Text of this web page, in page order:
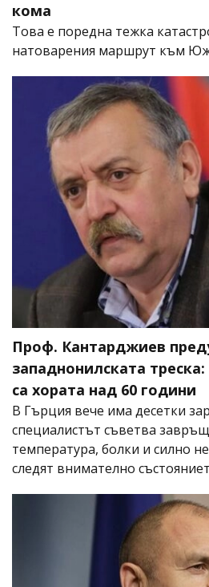
кома
Това е поредна тежка
натоварения маршрут към
Проф. Кантарджиев
западнонилската
са хората над 60 години
В Гърция вече има десетки
специалистът съветва
температура, болки и силно
следят внимателно